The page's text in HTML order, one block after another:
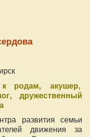
к родам
акушер
дружественный
развития семьи
движения за